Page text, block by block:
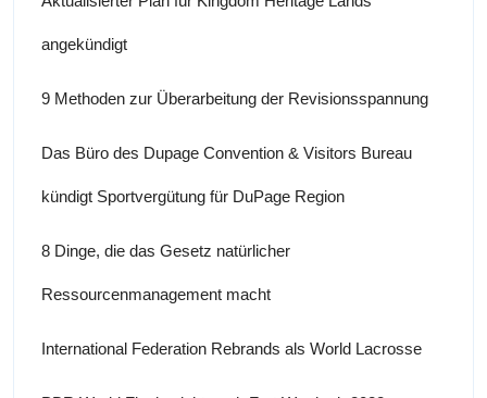
angekündigt
9 Methoden zur Überarbeitung der Revisionsspannung
Das Büro des Dupage Convention & Visitors Bureau
kündigt Sportvergütung für DuPage Region
8 Dinge, die das Gesetz natürlicher
Ressourcenmanagement macht
International Federation Rebrands als World Lacrosse